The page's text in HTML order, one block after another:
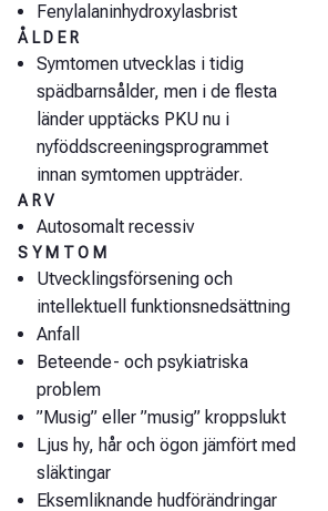
Fenylalaninhydroxylasbrist
ÅLDER
Symtomen utvecklas i tidig
spädbarnsålder, men i de flesta
länder upptäcks PKU nu i
nyföddscreeningsprogrammet
innan symtomen uppträder.
ARV
Autosomalt recessiv
SYMTOM
Utvecklingsförsening och
intellektuell funktionsnedsättning
Anfall
Beteende- och psykiatriska
problem
”Musig” eller ”musig” kroppslukt
Ljus hy, hår och ögon jämfört med
släktingar
Eksemliknande hudförändringar